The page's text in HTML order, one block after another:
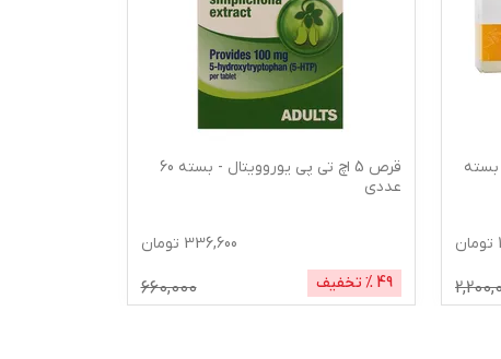
بسته
تومان
قرص 5 اچ تی پی یوروویتال - بسته 60
عددی
336,600 تومان
49 % تخفیف 660,000